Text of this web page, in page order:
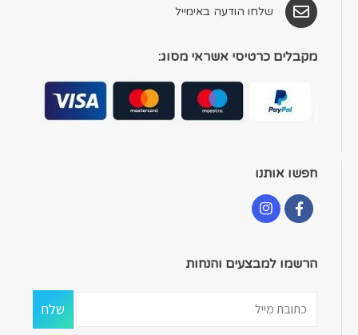
שלחו הודעה באימייל
מקבלים כרטיסי אשראי מסוג:
חפשו אותנו
הרשמו למבצעים והנחות